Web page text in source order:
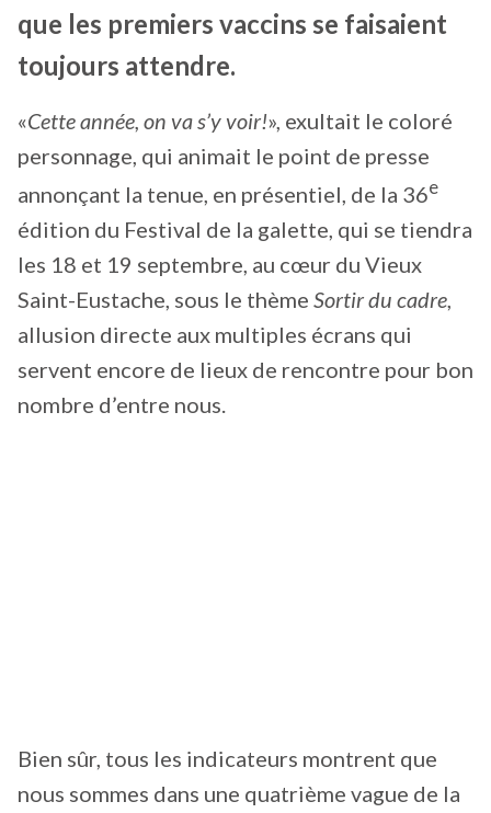
que les premiers vaccins se faisaient
toujours attendre.
«Cette année, on va s’y voir!», exultait le coloré
personnage, qui animait le point de presse
annonçant la tenue, en présentiel, de la 36e
édition du Festival de la galette, qui se tiendra
les 18 et 19 septembre, au cœur du Vieux
Saint-Eustache, sous le thème Sortirdu cadre,
allusion directe aux multiples écrans qui
servent encore de lieux de rencontre pour bon
nombre d’entre nous.
Bien sûr, tous les indicateurs montrent que
nous sommes dans une quatrième vague de la